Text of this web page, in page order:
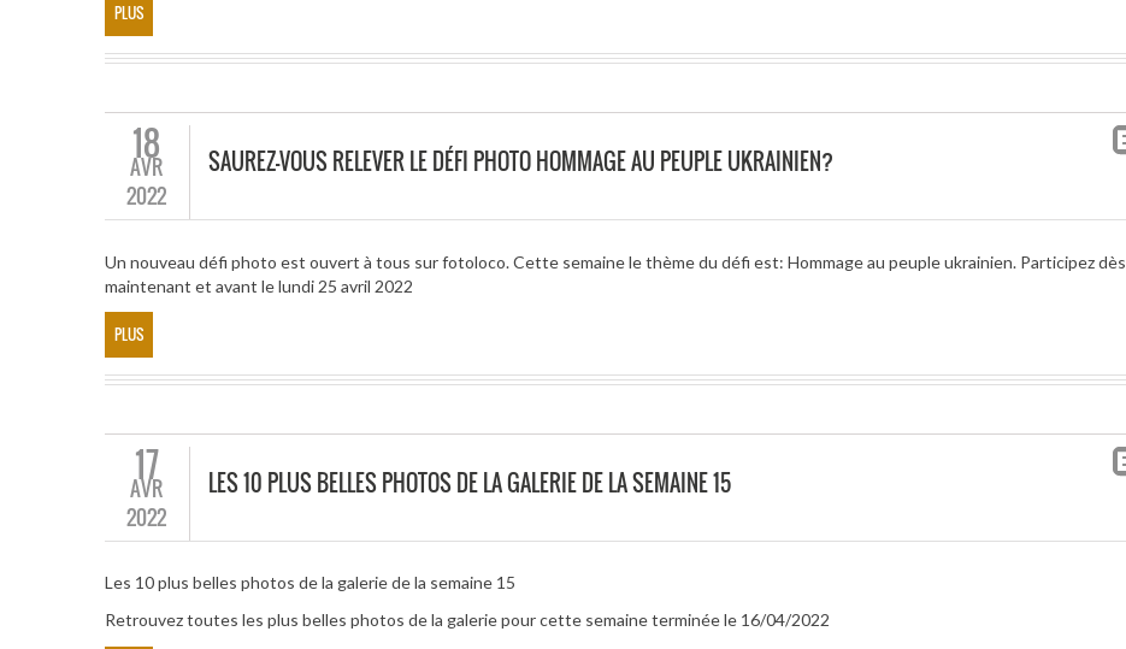
PLUS
18
AVR
2022
SAUREZ-VOUS RELEVER LE DÉFI PHOTO HOMMAGE AU PEUPLE UKRAINIEN?
Un nouveau défi photo est ouvert à tous sur fotoloco. Cette semaine le thème du défi est: Hommage au peuple ukrainien. Participez dès
maintenant et avant le lundi 25 avril 2022
PLUS
17
AVR
2022
LES 10 PLUS BELLES PHOTOS DE LA GALERIE DE LA SEMAINE 15
Les 10 plus belles photos de la galerie de la semaine 15
Retrouvez toutes les plus belles photos de la galerie pour cette semaine terminée le 16/04/2022